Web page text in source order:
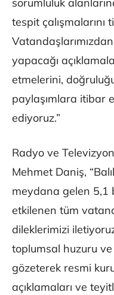
sorumluluk
tespit
yapacağı
etmelerini,
paylaşımlara itibar
ediyoruz.”
Radyo ve
Mehmet Daniş,
meydana gelen 5,1
etkilenen tüm
dileklerimizi
toplumsal huzuru ve
gözeterek resmi
açıklamaları ve